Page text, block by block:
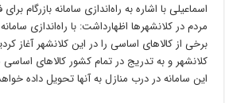
اسماعیلی با اشاره به راه‌اندازی سامانه بازرگام
مردم در کلانشهرها اظهارداشت: با راه‌اندازی
برخی از کالاهای اساسی را در این کلانشهر آغاز
کلانشهر و به تدریج در تمام کشور کالاهای اساسی
این سامانه در درب منازل به آنها تحویل داده